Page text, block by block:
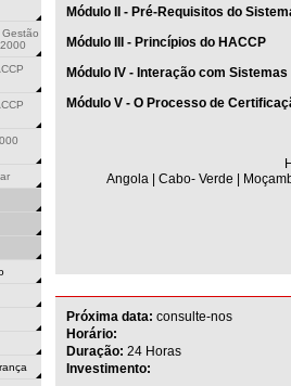
Módulo II - Pré-Requisitos do
Módulo III - Princípios do HACCP
Módulo IV - Interação com
Módulo V - O Processo de
Angola | Cabo- Verde |
Próxima data: consulte-nos
Horário:
Duração: 24 Horas
Investimento: